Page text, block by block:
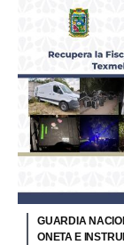
GUARDIA
ONETA E